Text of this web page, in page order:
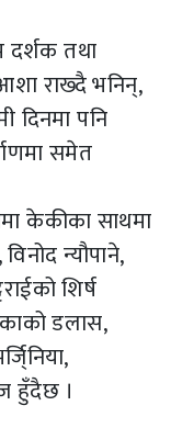
दर्शक तथा
राख्दै भनिन्,
दिनमा पनि
समेत
केकीका साथमा
न्यौपाने,
शिर्ष
डलास,
हुँदैछ ।